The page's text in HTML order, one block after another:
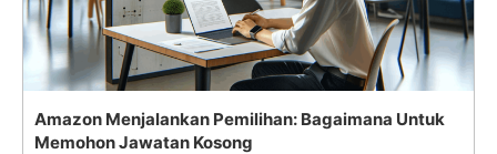
Amazon Menjalankan Pemilihan: Bagaimana Untuk
Memohon Jawatan Kosong